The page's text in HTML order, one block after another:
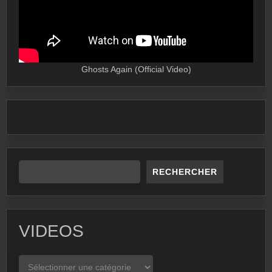
Ghosts Again (Official Video)
RECHERCHER
VIDEOS
VIDEOS